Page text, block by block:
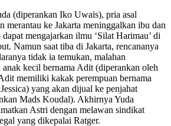
(diperankan Iko Uwais), pria asal
merantau ke Jakarta meninggalkan ibu dan
mengajarkan ilmu ‘Silat Harimau’ di
Namun saat tiba di Jakarta, rencananya
tidak ia temukan, malahan
kecil bernama Adit (diperankan oleh
memiliki kakak perempuan bernama
yang akan dijual ke penjahat
Mads Koudal). Akhirnya Yuda
Astri dengan melawan sindikat
yang dikepalai Ratger.